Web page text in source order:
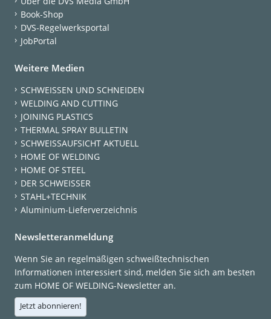
Book-Shop
DVS-Regelwerksportal
JobPortal
Weitere Medien
SCHWEISSEN UND SCHNEIDEN
WELDING AND CUTTING
JOINING PLASTICS
THERMAL SPRAY BULLETIN
SCHWEISSAUFSICHT AKTUELL
HOME OF WELDING
HOME OF STEEL
DER SCHWEISSER
STAHL+TECHNIK
Aluminium-Lieferverzeichnis
Newsletteranmeldung
Wenn Sie an regelmäßigen schweißtechnischen
Informationen interessiert sind, melden Sie sich am besten
zum HOME OF WELDING-Newsletter an.
Jetzt abonnieren!